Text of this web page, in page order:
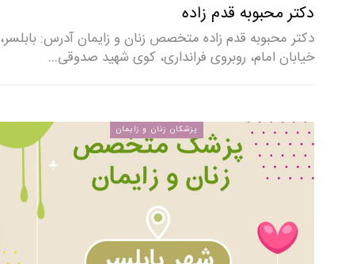
دکتر محبوبه قدم زاده
دکتر محبوبه قدم زاده متخصص زنان و زایمان آدرس: بابلسر،
خیابان امام، روبروی فرانداری، کوی شهید صدوقی…
پزشکان زنان و زایمان